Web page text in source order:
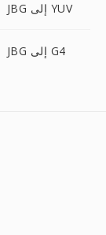
JBG إلى YUV
JBG إلى G4